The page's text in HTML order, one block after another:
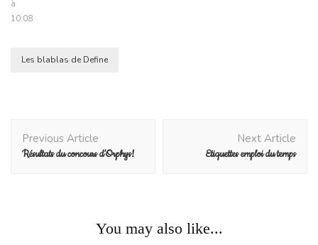
à
10:08
Les blablas de Define
Navigation
Previous Article
Résultats du concours d’Orphys!
Next Article
Etiquettes emploi du temps
You may also like...
Accueillir ses élèves en classe dès 8h20 en élémentaire